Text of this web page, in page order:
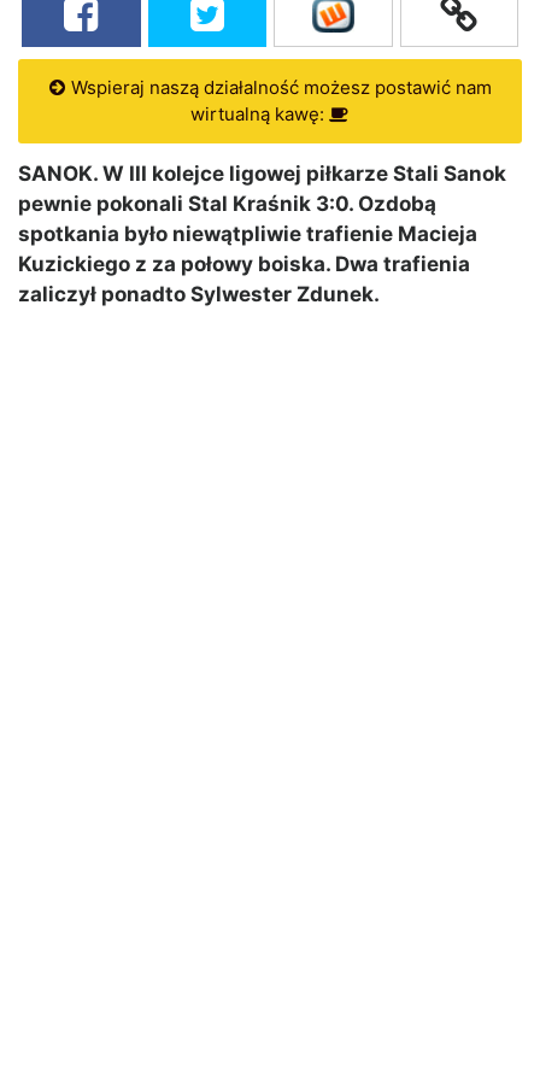
Wspieraj naszą działalność możesz postawić nam
wirtualną kawę:
SANOK. W III kolejce ligowej piłkarze Stali Sanok
pewnie pokonali Stal Kraśnik 3:0. Ozdobą
spotkania było niewątpliwie trafienie Macieja
Kuzickiego z za połowy boiska. Dwa trafienia
zaliczył ponadto Sylwester Zdunek.